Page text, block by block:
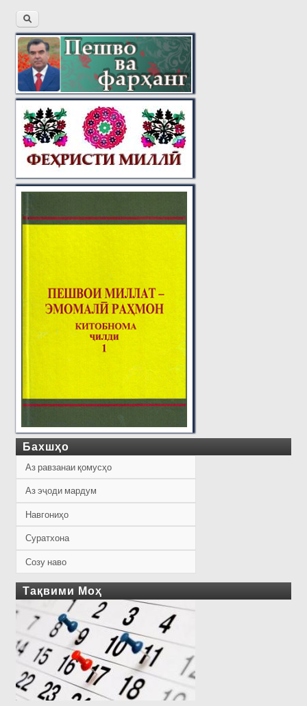
Бахшҳо
Аз равзанаи қомусҳо
Аз эҷоди мардум
Навгониҳо
Суратхона
Созу наво
Тақвими Моҳ